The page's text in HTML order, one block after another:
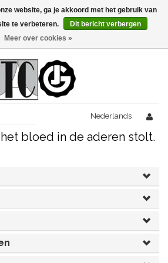
Nederlands
bloed in de aderen stolt.
website, ga je akkoord met het gebruik van
te verbeteren.
Dit bericht verbergen
Meer over cookies »